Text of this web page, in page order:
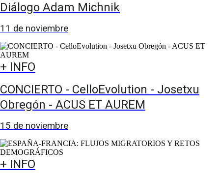
Diálogo Adam Michnik
11 de noviembre
+ INFO
CONCIERTO - CelloEvolution - Josetxu
Obregón - ACUS ET AUREM
15 de noviembre
+ INFO